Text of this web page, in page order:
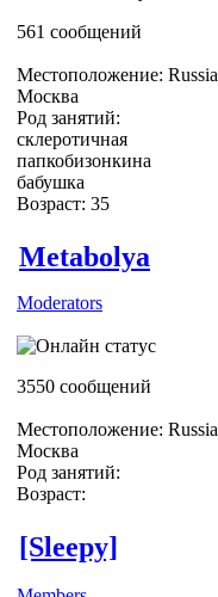
561 сообщений
Местоположение: Russia
Москва
Род занятий:
склеротичная
папкобизонкина
бабушка
Возраст: 35
Metabolya
Moderators
3550 сообщений
Местоположение: Russia
Москва
Род занятий:
Возраст:
[Sleepy]